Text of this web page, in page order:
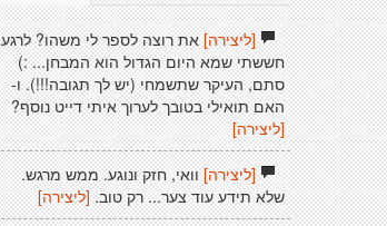
[ליצירה]את רוצה לספר לי משהו? לרגע
חששתי שמא היום הגדול הוא המבחן... :)
סתם, העיקר שתשמחי (יש לך תגובה!!!). ו-
האם תואילי בטובך לערוך איתי דייט נוסף?
[ליצירה]
[ליצירה]וואי, חזק ונוגע. ממש מרגש.
שלא תידע עוד צער... רק טוב.[ליצירה]